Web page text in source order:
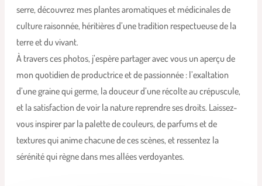
serre, découvrez mes plantes aromatiques et médicinales de
culture raisonnée, héritières d’une tradition respectueuse de la
terre et du vivant.
À travers ces photos, j’espère partager avec vous un aperçu de
mon quotidien de productrice et de passionnée : l’exaltation
d’une graine qui germe, la douceur d’une récolte au crépuscule,
et la satisfaction de voir la nature reprendre ses droits. Laissez-
vous inspirer par la palette de couleurs, de parfums et de
textures qui anime chacune de ces scènes, et ressentez la
sérénité qui règne dans mes allées verdoyantes.